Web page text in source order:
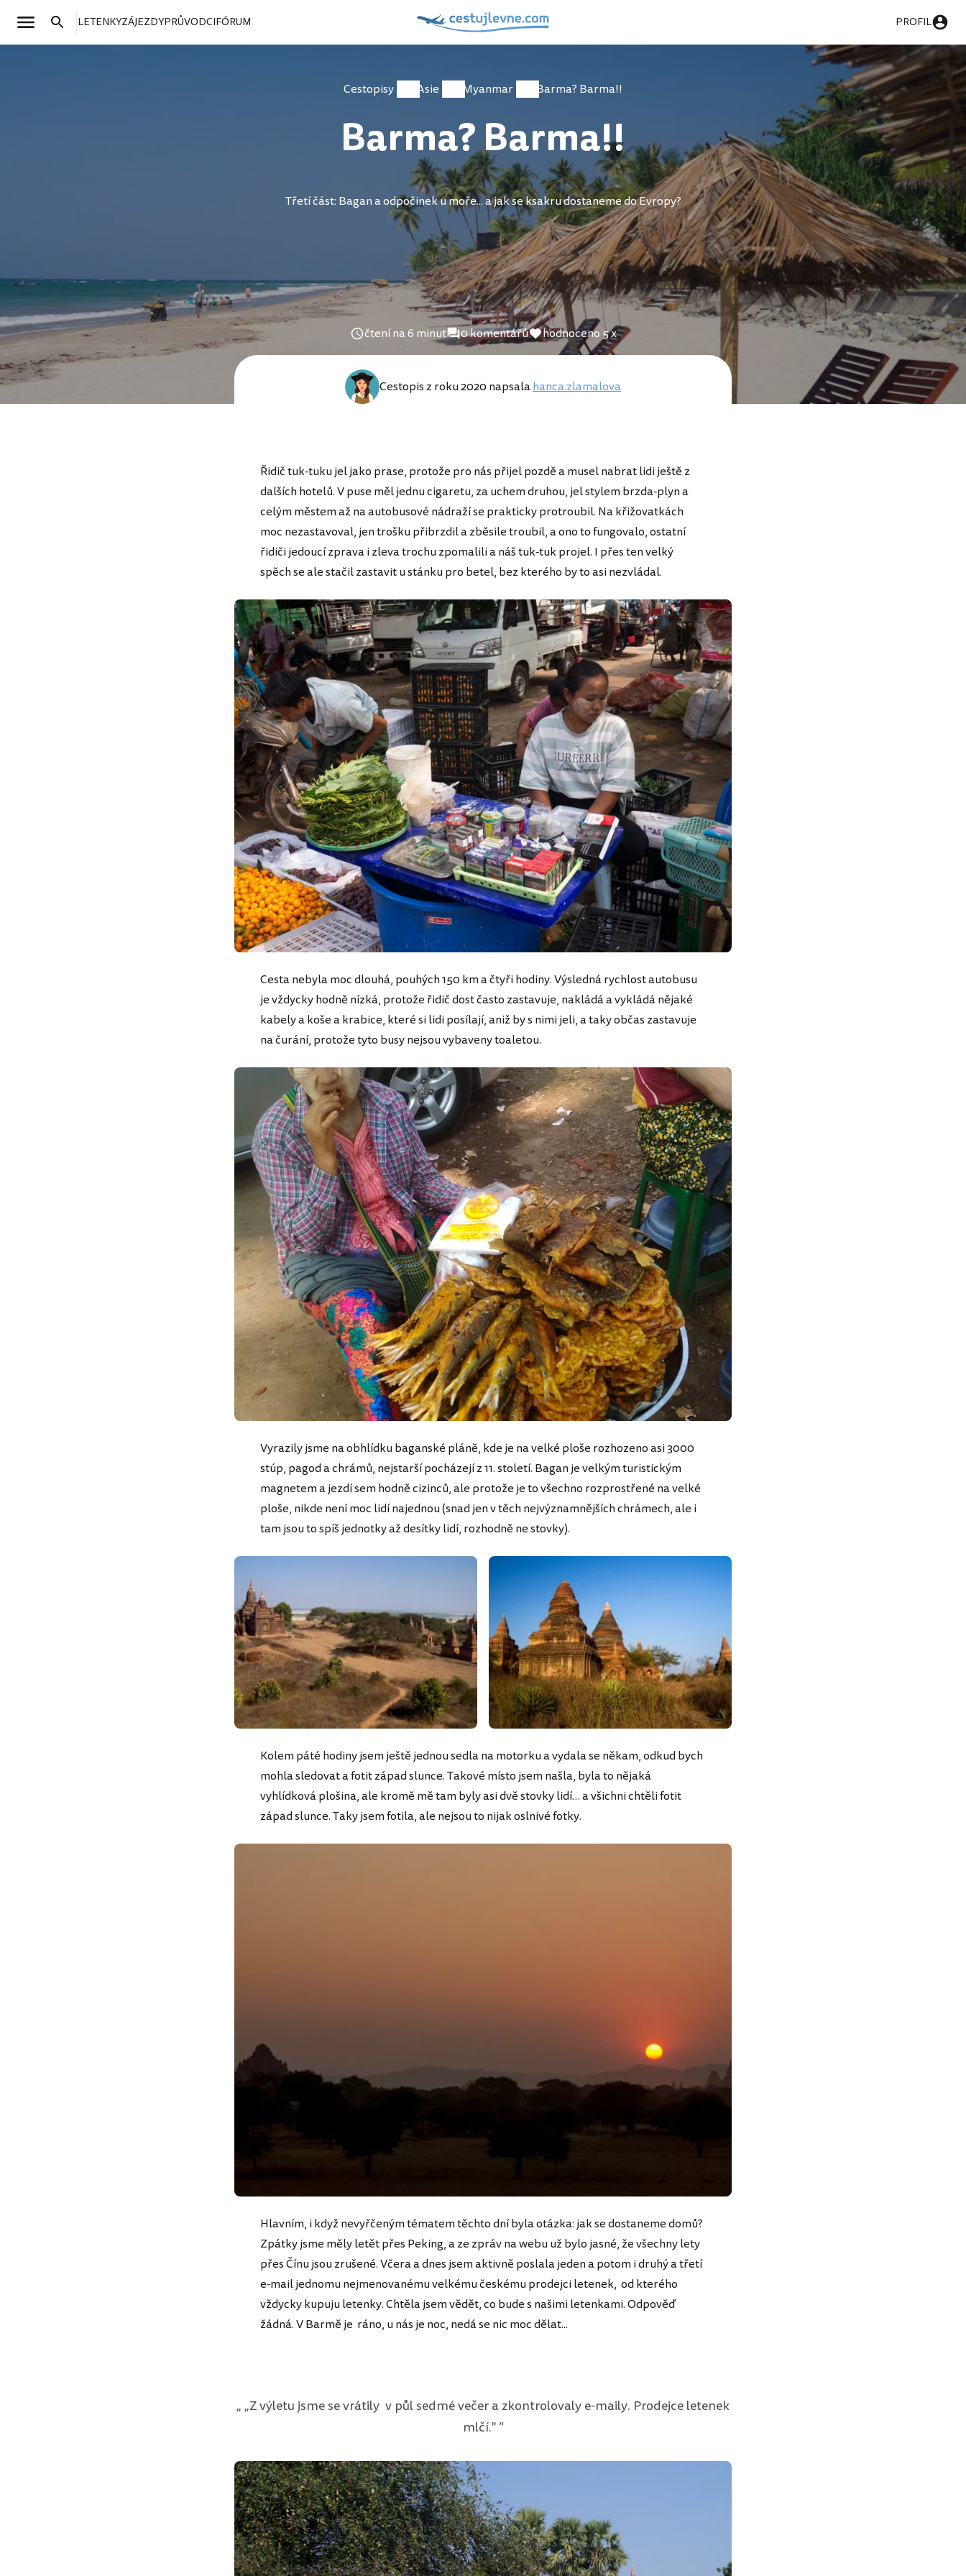
LETENKYZÁJEZDYPRŮVODCIFÓRUM PROFIL
Cestopisy Asie Myanmar Barma? Barma!!
Barma? Barma!!
Třetí část: Bagan a odpočinek u moře... a jak se ksakru dostaneme do Evropy?
čtení na 6 minut 0 komentářů hodnoceno 5 x
Cestopis z roku 2020 napsalahanca.zlamalova
Řidič tuk-tuku jel jako prase, protože pro nás přijel pozdě a musel nabrat lidi ještě z
dalších hotelů. V puse měl jednu cigaretu, za uchem druhou, jel stylem brzda-plyn a
celým městem až na autobusové nádraží se prakticky protroubil. Na křižovatkách
moc nezastavoval, jen trošku přibrzdil a zběsile troubil, a ono to fungovalo, ostatní
řidiči jedoucí zprava i zleva trochu zpomalili a náš tuk-tuk projel. I přes ten velký
spěch se ale stačil zastavit u stánku pro betel, bez kterého by to asi nezvládal.
Cesta nebyla moc dlouhá, pouhých 150 km a čtyři hodiny. Výsledná rychlost autobusu
je vždycky hodně nízká, protože řidič dost často zastavuje, nakládá a vykládá nějaké
kabely a koše a krabice, které si lidi posílají, aniž by s nimi jeli, a taky občas zastavuje
na čurání, protože tyto busy nejsou vybaveny toaletou.
Vyrazily jsme na obhlídku baganské pláně, kde je na velké ploše rozhozeno asi 3000
stúp, pagod a chrámů, nejstarší pocházejí z 11. století. Bagan je velkým turistickým
magnetem a jezdí sem hodně cizinců, ale protože je to všechno rozprostřené na velké
ploše, nikde není moc lidí najednou (snad jen v těch nejvýznamnějších chrámech, ale i
tam jsou to spíš jednotky až desítky lidí, rozhodně ne stovky).
Kolem páté hodiny jsem ještě jednou sedla na motorku a vydala se někam, odkud bych
mohla sledovat a fotit západ slunce. Takové místo jsem našla, byla to nějaká
vyhlídková plošina, ale kromě mě tam byly asi dvě stovky lidí… a všichni chtěli fotit
západ slunce. Taky jsem fotila, ale nejsou to nijak oslnivé fotky.
Hlavním, i když nevyřčeným tématem těchto dní byla otázka: jak se dostaneme domů?
Zpátky jsme měly letět přes Peking, a ze zpráv na webu už bylo jasné, že všechny lety
přes Čínu jsou zrušené. Včera a dnes jsem aktivně poslala jeden a potom i druhý a třetí
e-mail jednomu nejmenovanému velkému českému prodejci letenek, od kterého
vždycky kupuju letenky. Chtěla jsem vědět, co bude s našimi letenkami. Odpověď
žádná. V Barmě je ráno, u nás je noc, nedá se nic moc dělat...
„Z výletu jsme se vrátily v půl sedmé večer a zkontrolovaly e-maily. Prodejce letenek
mlčí."